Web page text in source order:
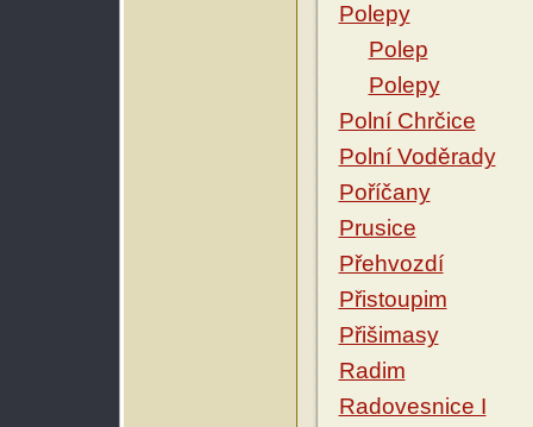
Polepy
Polep
Polepy
Polní Chrčice
Polní Voděrady
Poříčany
Prusice
Přehvozdí
Přistoupim
Přišimasy
Radim
Radovesnice I